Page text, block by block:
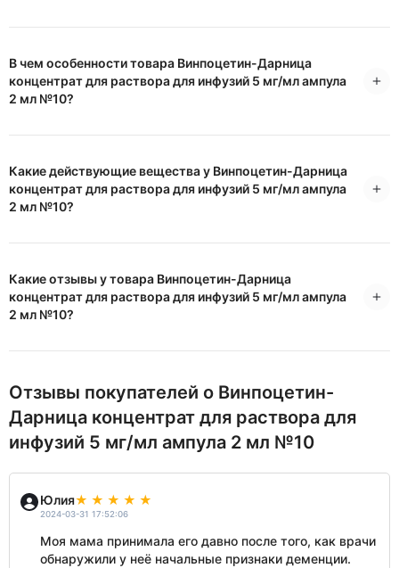
В чем особенности товара Винпоцетин-Дарница
концентрат для раствора для инфузий 5 мг/мл ампула
2 мл №10?
Какие действующие вещества у Винпоцетин-Дарница
концентрат для раствора для инфузий 5 мг/мл ампула
2 мл №10?
Какие отзывы у товара Винпоцетин-Дарница
концентрат для раствора для инфузий 5 мг/мл ампула
2 мл №10?
Отзывы покупателей о Винпоцетин-
Дарница концентрат для раствора для
инфузий 5 мг/мл ампула 2 мл №10
Юлия
2024-03-31 17:52:06
Моя мама принимала его давно после того, как врачи
обнаружили у неё начальные признаки деменции.